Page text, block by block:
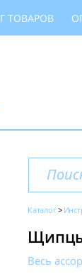
ТОВАРОВ
Каталог
Щипцы
Весь